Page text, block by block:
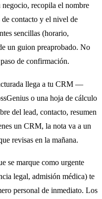
recopila el nombre
de contacto y el nivel de
sencillas (horario,
un guion preaprobado. No
de confirmación.
llega a tu CRM —
o una hoja de cálculo
del lead, contacto, resumen
un CRM, la nota va a un
revisas en la mañana.
se marque como urgente
legal, admisión médica) te
personal de inmediato. Los